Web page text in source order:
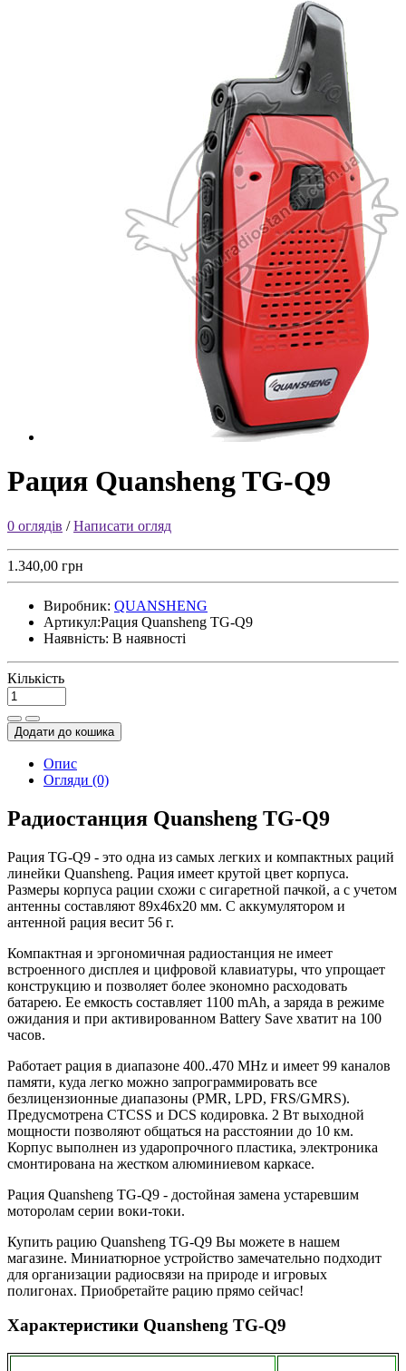
Рация Quansheng TG-Q9
0 оглядів /Написати огляд
1.340,00 грн
Виробник: QUANSHENG
Артикул:Рация Quansheng TG-Q9
Наявність: В наявності
Кількість
Додати до кошика
Опис
Огляди (0)
Радиостанция Quansheng TG-Q9
Рация TG-Q9 - это одна из самых легких и компактных раций
линейки Quansheng. Рация имеет крутой цвет корпуса.
Размеры корпуса рации схожи с сигаретной пачкой, а с учетом
антенны составляют 89х46х20 мм. С аккумулятором и
антенной рация весит 56 г.
Компактная и эргономичная радиостанция не имеет
встроенного дисплея и цифровой клавиатуры, что упрощает
конструкцию и позволяет более экономно расходовать
батарею. Ее емкость составляет 1100 mAh, а заряда в режиме
ожидания и при активированном Battery Save хватит на 100
часов.
Работает рация в диапазоне 400..470 MHz и имеет 99 каналов
памяти, куда легко можно запрограммировать все
безлицензионные диапазоны (PMR, LPD, FRS/GMRS).
Предусмотрена CTCSS и DCS кодировка. 2 Вт выходной
мощности позволяют общаться на расстоянии до 10 км.
Корпус выполнен из ударопрочного пластика, электроника
смонтирована на жестком алюминиевом каркасе.
Рация Quansheng TG-Q9 - достойная замена устаревшим
моторолам серии воки-токи.
Купить рацию Quansheng TG-Q9 Вы можете в нашем
магазине. Миниатюрное устройство замечательно подходит
для организации радиосвязи на природе и игровых
полигонах. Приобретайте рацию прямо сейчас!
Характеристики Quansheng TG-Q9